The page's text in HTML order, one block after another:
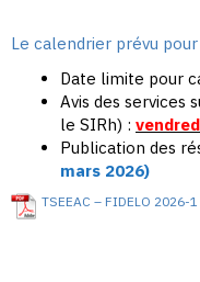
Le calendrier prévu
Date limite pour
Avis des services
le SIRh) :
Publication des
mars 2026)
TSEEAC – FIDELO 2026-1